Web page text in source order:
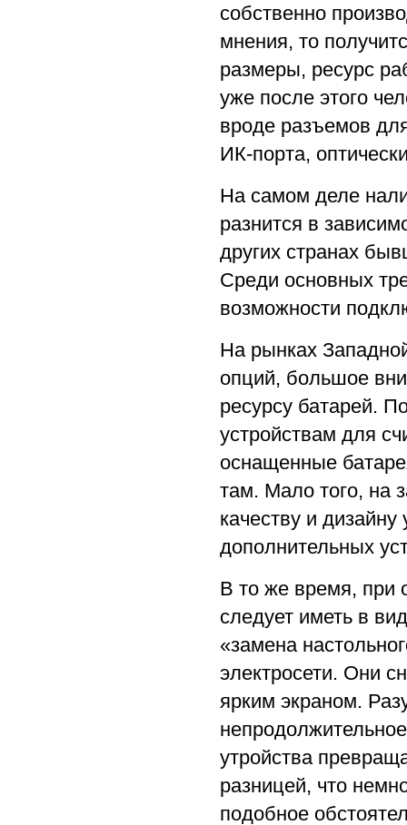
собственно
мнения, то
размеры, ресурс
уже после этого
вроде разъемов
ИК-порта,
На самом деле
разнится в
других странах
Среди основных
возможности
На рынках
опций, большое
ресурсу батарей.
устройствам для
оснащенные
там. Мало того, на
качеству и
дополнительных
В то же время, при
следует иметь в
«замена
электросети. Они
ярким экраном.
утройства
разницей, что
подобное